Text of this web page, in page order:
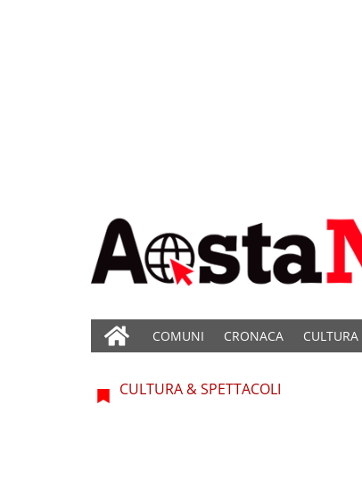
COMUNI CRONACA
CULTURA & SPETTACOLI